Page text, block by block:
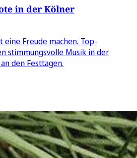
in der Kölner
eine Freude machen. Top-
stimmungsvolle Musik in der
den Festtagen.